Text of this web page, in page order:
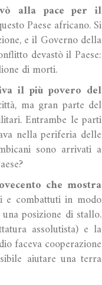
alla pace per il
Paese africano. Si
e il Governo della
devastò il Paese:
di morti.
il più povero del
ma gran parte del
Entrambe le parti
nella periferia delle
sono arrivati a
che mostra
e combattuti in modo
posizione di stallo.
assolutista) e la
faceva cooperazione
aiutare una terra